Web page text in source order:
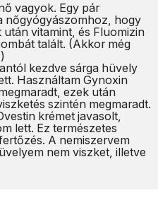
vagyok. Egy pár
nőgyógyászomhoz, hogy
vitamint, és Fluomizin
talált. (Akkor még
kezdve sárga hüvely
Használtam Gynoxin
ezek után
szintén megmaradt.
krémet javasolt,
lett. Ez természetes
A nemiszervem
nem viszket, illetve